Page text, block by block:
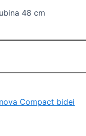
48 cm
Compact bidei